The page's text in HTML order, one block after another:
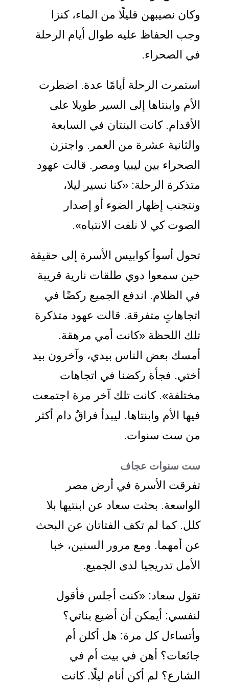
وكان نصيبهن قليلًا من الماء، كنزا
وجب الحفاظ عليه طوال أيام الرحلة
في الصحراء.
استمرت الرحلة أيامًا عدة. اضطرت
الأم وابنتاها إلى السير طويلا على
الأقدام. كانت البنتان في السابعة
والثانية عشرة من العمر. واجتزن
الصحراء بين ليبيا ومصر. قالت عهود
متذكرة الرحلة: «كنا نسير ليلا،
ونتجنب إظهار الضوء أو إصدار
الصوت كي لا نلفت الانتباه».
تحول أسوأ كوابيس الأسرة إلى حقيقة
حين سمعوا دوي طلقات نارية قريبة
في الظلام. اندفع الجميع ركضًا في
اتجاهاتٍ متفرقة. قالت عهود متذكرة
تلك اللحظة «كانت أمي مرهقة.
أمسك بعض الناس بيدي، وآخرون بيد
أختي. فجأة ركضنا في اتجاهات
مختلفة». كانت تلك آخر مرة اجتمعت
فيها الأم وابنتاها. ليبدأ فراقٌ دام أكثر
من ست سنوات.
ست سنوات عجاف
تفرقت الأسرة في أرض مصر
الواسعة. بحثت سعاد عن ابنتيها بلا
كلل. كما لم تكف الفتاتان عن البحث
عن أمهما. ومع مرور السنين، خبا
الأمل تدريجيا لدى الجميع.
تقول سعاد: «كنت أجلس فأقول
لنفسي: أيمكن أن أضيع بناتي؟
وأتساءل كل مرة: هل أكلن أم
جائعات؟ أهن في بيت أم في
الشارع؟ لم أكن أنام ليلًا. كانت